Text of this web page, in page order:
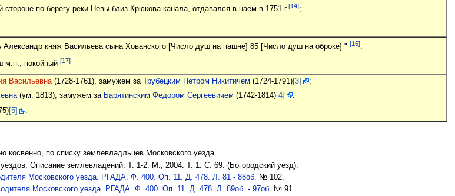
по берегу реки Невы близ Крюкова канала, отдавался в наем в 1751 г.[14];
Александр княж Васильева сына Хованского [Число душ на пашне] 85 [Число душ на оброке] " [16].
м.п., покойный [17]
Васильевна(1728-1761), замужем за Трубецким Петром Никитичем (1724-1791)[3]
;
(ум. 1813), замужем за Барятинским Федором Сергеевичем (1742-1814)[4]
.
[5] .
косвенно, по списку землевладльцев Московского уезда.
Описание землевладений. Т. 1-2. М., 2004. Т. 1. С. 69. (Богородский уезд).
Московского уезда. РГАДА. Ф. 400. Оп. 11. Д. 478. Л. 81 - 88об. № 102.
Московского уезда. РГАДА. Ф. 400. Оп. 11. Д. 478. Л. 89об. - 97об. № 91.